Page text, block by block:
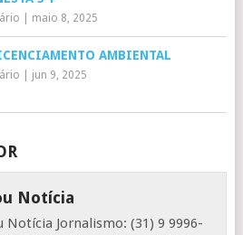
maio 8, 2025
AMBIENTAL
jun 9, 2025
Notícia
Notícia Jornalismo: (31) 9 9996-